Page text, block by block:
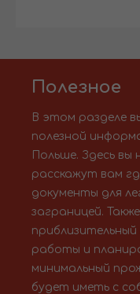
Полезное
В этом разделе
полезной
Польше. Здесь
расскажут вам
документы для
заграницей.
работы и
минимальный
будет иметь с